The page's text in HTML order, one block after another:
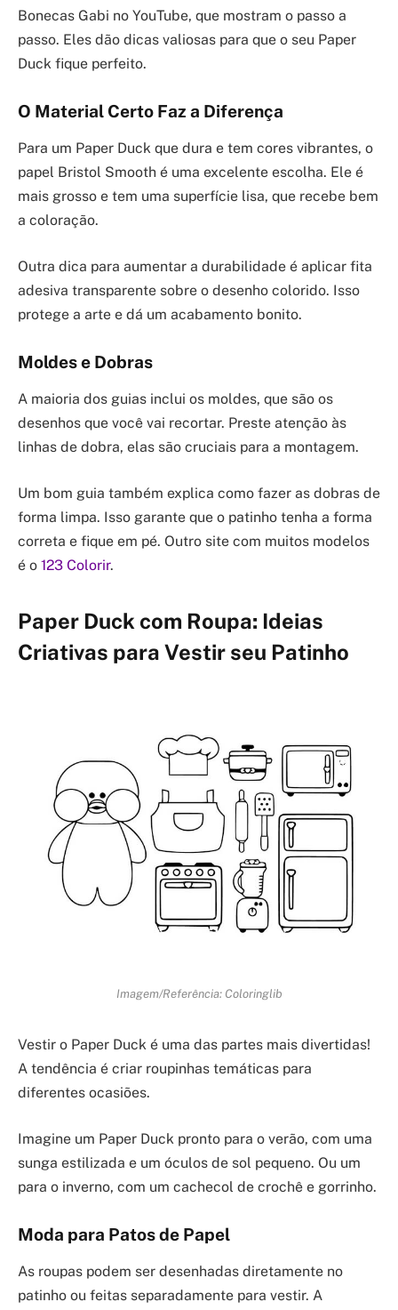
Bonecas Gabi no YouTube, que mostram o passo a
passo. Eles dão dicas valiosas para que o seu Paper
Duck fique perfeito.
O Material Certo Faz a Diferença
Para um Paper Duck que dura e tem cores vibrantes, o
papel Bristol Smooth é uma excelente escolha. Ele é
mais grosso e tem uma superfície lisa, que recebe bem
a coloração.
Outra dica para aumentar a durabilidade é aplicar fita
adesiva transparente sobre o desenho colorido. Isso
protege a arte e dá um acabamento bonito.
Moldes e Dobras
A maioria dos guias inclui os moldes, que são os
desenhos que você vai recortar. Preste atenção às
linhas de dobra, elas são cruciais para a montagem.
Um bom guia também explica como fazer as dobras de
forma limpa. Isso garante que o patinho tenha a forma
correta e fique em pé. Outro site com muitos modelos
é o 123 Colorir.
Paper Duck com Roupa: Ideias
Criativas para Vestir seu Patinho
Imagem/Referência: Coloringlib
Vestir o Paper Duck é uma das partes mais divertidas!
A tendência é criar roupinhas temáticas para
diferentes ocasiões.
Imagine um Paper Duck pronto para o verão, com uma
sunga estilizada e um óculos de sol pequeno. Ou um
para o inverno, com um cachecol de crochê e gorrinho.
Moda para Patos de Papel
As roupas podem ser desenhadas diretamente no
patinho ou feitas separadamente para vestir. A